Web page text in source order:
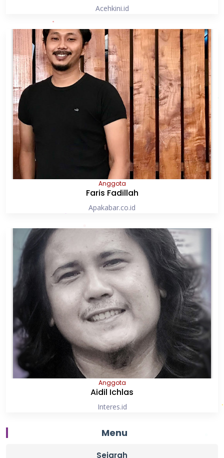
Acehkini.id
Anggota
Faris Fadillah
Apakabar.co.id
Anggota
Aidil Ichlas
Interes.id
Menu
Sejarah